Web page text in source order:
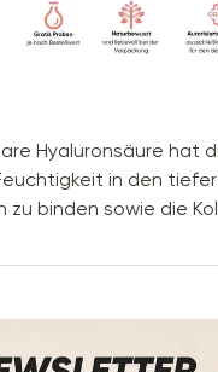
Hyaluronsäure hat
in den
zu binden sowie die